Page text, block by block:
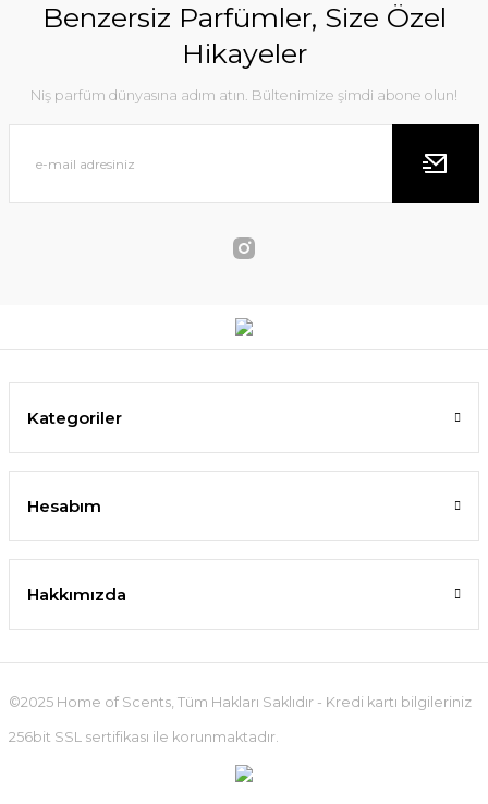
Benzersiz Parfümler, Size Özel
Hikayeler
Niş parfüm dünyasına adım atın. Bültenimize şimdi abone olun!
Kategoriler
Hesabım
Hakkımızda
©2025 Home of Scents, Tüm Hakları Saklıdır - Kredi kartı bilgileriniz
256bit SSL sertifikası ile korunmaktadır.